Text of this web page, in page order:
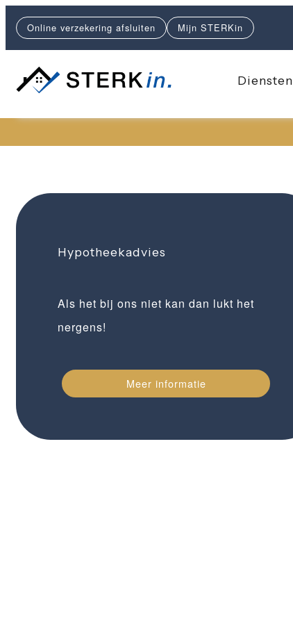
Online verzekering afsluiten Mijn STERKin
Diensten
Hypotheekadvies
Als het bij ons niet kan dan lukt het
nergens!
Meer informatie